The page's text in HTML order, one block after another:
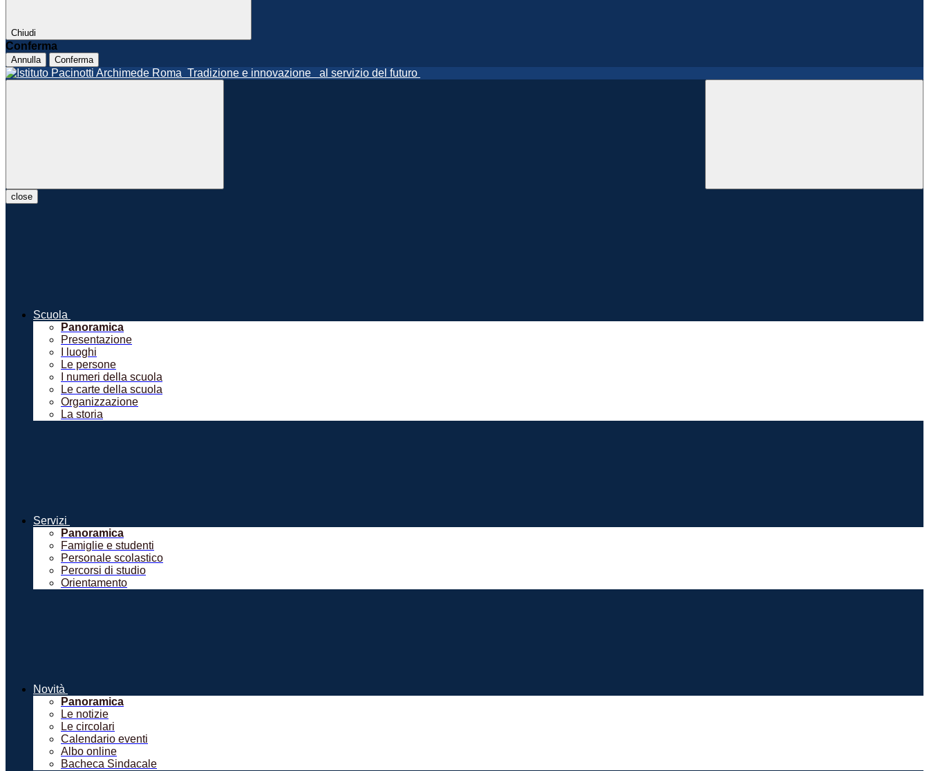
Chiudi
Conferma
Annulla Conferma
Roma Tradizione e innovazione al servizio del futuro
close
Scuola
Panoramica
Presentazione
I luoghi
Le persone
I numeri della scuola
Le carte della scuola
Organizzazione
La storia
Servizi
Panoramica
Famiglie e studenti
Personale scolastico
Percorsi di studio
Orientamento
Novità
Panoramica
Le notizie
Le circolari
Calendario eventi
Albo online
Bacheca Sindacale